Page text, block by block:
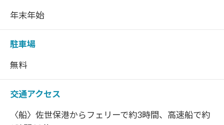
年末年始
駐車場
無料
交通アクセス
〈船〉佐世保港からフェリーで約3時間、高速船で約